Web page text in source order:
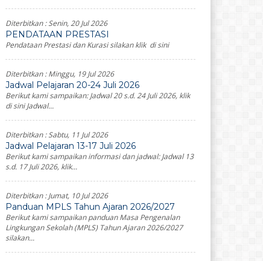
Diterbitkan :Senin, 20 Jul 2026
PENDATAAN PRESTASI
Pendataan Prestasi dan Kurasi silakan klik di sini
Diterbitkan :Minggu, 19 Jul 2026
Jadwal Pelajaran 20-24 Juli 2026
Berikut kami sampaikan: Jadwal 20 s.d. 24 Juli 2026, klik
di sini Jadwal...
Diterbitkan :Sabtu, 11 Jul 2026
Jadwal Pelajaran 13-17 Juli 2026
Berikut kami sampaikan informasi dan jadwal: Jadwal 13
s.d. 17 Juli 2026, klik...
Diterbitkan :Jumat, 10 Jul 2026
Panduan MPLS Tahun Ajaran 2026/2027
Berikut kami sampaikan panduan Masa Pengenalan
Lingkungan Sekolah (MPLS) Tahun Ajaran 2026/2027
silakan...